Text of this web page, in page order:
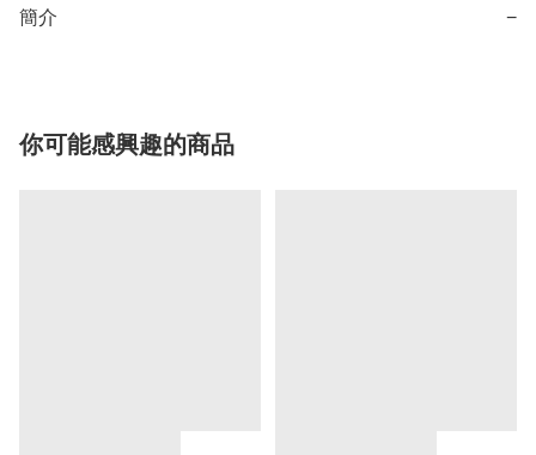
簡介 −
你可能感興趣的商品